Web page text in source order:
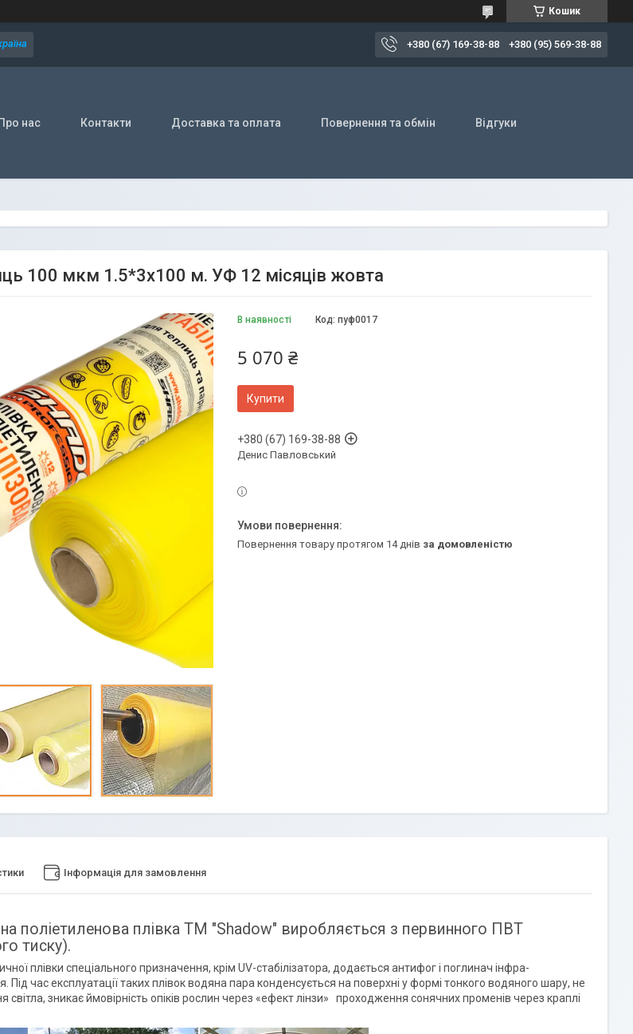
Кошик
+380 (67) 169-38-88 +380 (95) 569-38-88
Про нас Контакти Доставка та оплата Повернення та обмін Відгуки
100 мкм 1.5*3х100 м. УФ 12 місяців жовта
В наявності Код: пуф0017
5 070 ₴
Купити
+380 (67) 169-38-88
Денис Павловський
повернення товару протягом 14 днів за домовленістю
Інформація для замовлення
поліетиленова плівка ТМ "Shadow" виробляється з первинного ПВТ
тиску).
плівки спеціального призначення, крім UV-стабілізатора, додається антифог і поглинач інфра-
час експлуатації таких плівок водяна пара конденсується на поверхні у формі тонкого водяного шару, не
зникає ймовірність опіків рослин через «ефект лінзи» проходження сонячних променів через краплі